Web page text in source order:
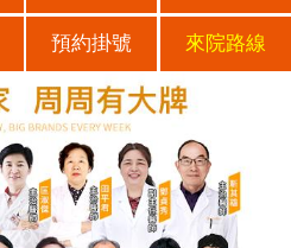
預約掛號 來院路線